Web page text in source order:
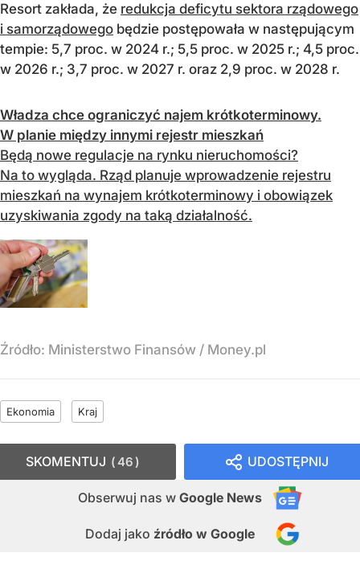
Resort zakłada, że redukcja deficytu sektora rządowego
i samorządowego będzie postępowała w następującym
tempie: 5,7 proc. w 2024 r.; 5,5 proc. w 2025 r.; 4,5 proc.
w 2026 r.; 3,7 proc. w 2027 r. oraz 2,9 proc. w 2028 r.
Władza chce ograniczyć najem krótkoterminowy.
W planie między innymi rejestr mieszkań
Będą nowe regulacje na rynku nieruchomości?
Na to wygląda. Rząd planuje wprowadzenie rejestru
mieszkań na wynajem krótkoterminowy i obowiązek
uzyskiwania zgody na taką działalność.
Źródło: Ministerstwo Finansów / Money.pl
Ekonomia Kraj
UDOSTĘPNIJ
Obserwuj nas w Google News
Dodaj jako źródło w Google
SKOMENTUJ 46